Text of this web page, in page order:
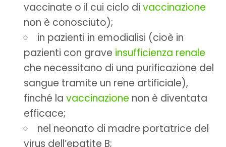
vaccinate o il cui ciclo di vaccinazione
non è conosciuto);
in pazienti in emodialisi (cioè in
pazienti con grave insufficienza renale
che necessitano di una purificazione del
sangue tramite un rene artificiale),
finché la vaccinazione non è diventata
efficace;
nel neonato di madre portatrice del
virus dell’epatite B;